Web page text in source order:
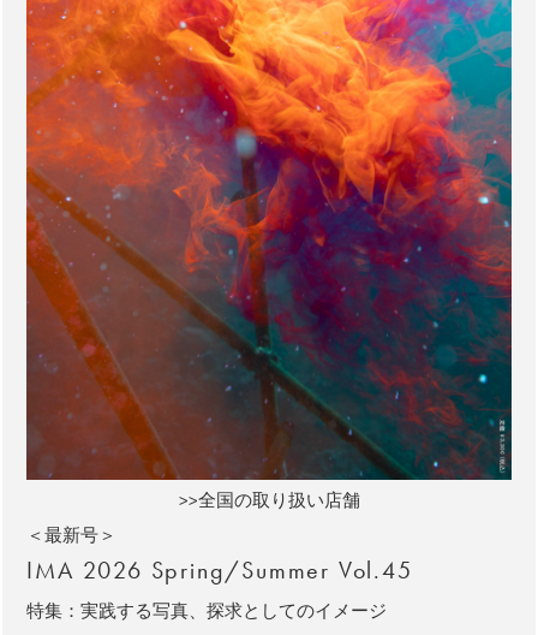
>>全国の取り扱い店舗
＜最新号＞
IMA 2026 Spring/Summer Vol.45
特集：実践する写真、探求としてのイメージ